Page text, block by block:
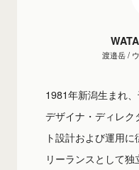
渡邉岳 /
1981年新潟生まれ
デザイナ・ディレク
ト設計および運用
リーランスとして